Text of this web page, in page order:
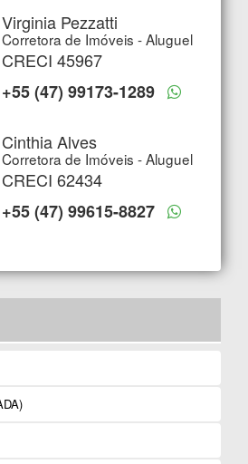
Virginia Pezzatti
Corretora de Imóveis - Aluguel
CRECI 45967
+55 (47) 99173-1289
Cinthia Alves
Corretora de Imóveis - Aluguel
CRECI 62434
+55 (47) 99615-8827